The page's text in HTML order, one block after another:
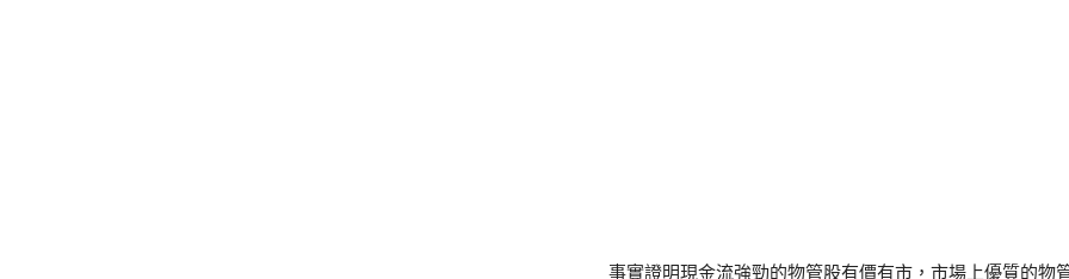
事實證明現金流強勁的物管股有價有市，市場上優質的物